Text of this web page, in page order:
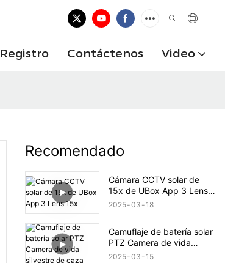
Registro Contáctenos Video
Recomendado
Cámara CCTV solar de
15x de UBox App 3 Lens
15x
2025 03 18
Camuflaje de batería solar
PTZ Camera de vida
silvestre de caza
2025 03 15